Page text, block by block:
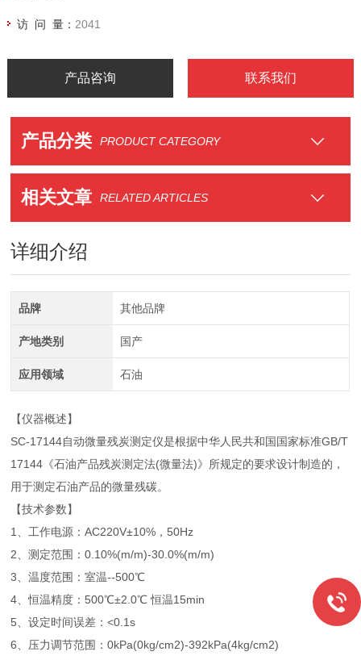
访 问 量： 2041
产品咨询 联系我们
产品分类 PRODUCT CATEGORY
相关文章 RELATED ARTICLES
详细介绍
品牌 其他品牌
产地类别 国产
应用领域 石油
【仪器概述】
SC-17144自动微量残炭测定仪是根据中华人民共和国国家标准GB/T
17144《石油产品残炭测定法(微量法)》所规定的要求设计制造的，
用于测定石油产品的微量残碳。
【技术参数】
1、工作电源：AC220V±10%，50Hz
2、测定范围：0.10%(m/m)-30.0%(m/m)
3、温度范围：室温--500℃
4、恒温精度：500℃±2.0℃ 恒温15min
5、设定时间误差：<0.1s
6、压力调节范围：0kPa(0kg/cm2)-392kPa(4kg/cm2)